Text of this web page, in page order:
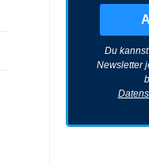
Du
Newsletter